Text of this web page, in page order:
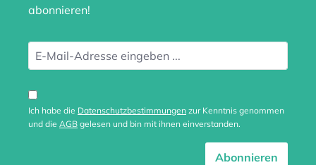
abonnieren!
Ich habe die Datenschutzbestimmungen zur Kenntnis genommen
und die AGB gelesen und bin mit ihnen einverstanden.
Abonnieren